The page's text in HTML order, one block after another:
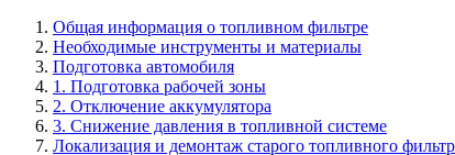
Общая информация о топливном фильтре
Необходимые инструменты и материалы
Подготовка автомобиля
1. Подготовка рабочей зоны
2. Отключение аккумулятора
3. Снижение давления в топливной системе
Локализация и демонтаж старого топливного